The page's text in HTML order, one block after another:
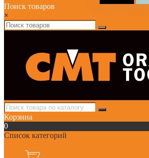
Поиск товаров
×
Корзина
0
Список категорий